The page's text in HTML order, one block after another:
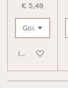
€ 5,49
In